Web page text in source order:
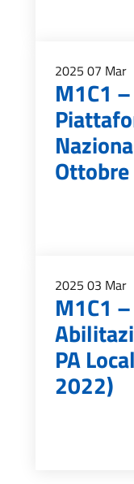
2025 07 Mar
M1C1
2025 03 Mar
M1C1
PA
2022)